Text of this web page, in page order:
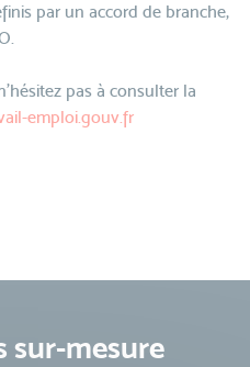
par un accord de branche,
pas à consulter la
emploi.gouv.fr
sur-mesure